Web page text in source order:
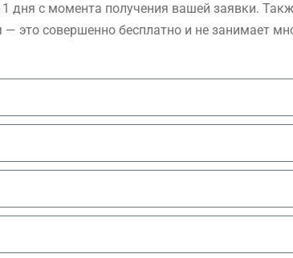
дня с момента получения вашей заявки.
— это совершенно бесплатно и не